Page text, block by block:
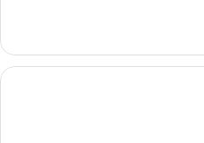
す
る
Beds)
の
Double
Beds)
写
真
の
詳
細